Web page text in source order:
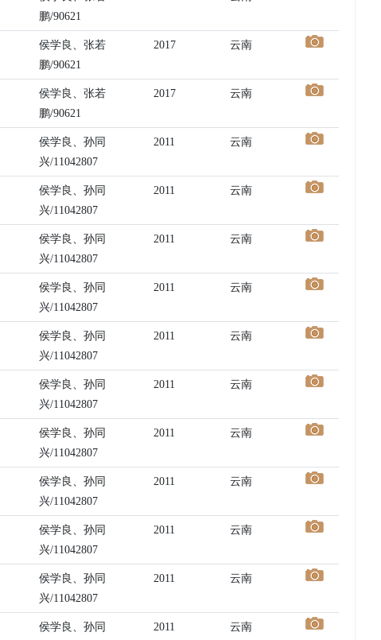
鹏/90621
侯学良、张若
鹏/90621
2017 云南
侯学良、张若
鹏/90621
2017 云南
侯学良、孙同
兴/11042807
2011 云南
侯学良、孙同
兴/11042807
2011 云南
侯学良、孙同
兴/11042807
2011 云南
侯学良、孙同
兴/11042807
2011 云南
侯学良、孙同
兴/11042807
2011 云南
侯学良、孙同
兴/11042807
2011 云南
侯学良、孙同
兴/11042807
2011 云南
侯学良、孙同
兴/11042807
2011 云南
侯学良、孙同
兴/11042807
2011 云南
侯学良、孙同
兴/11042807
2011 云南
侯学良、孙同
2011 云南